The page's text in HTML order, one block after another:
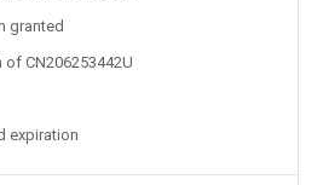
granted
of CN206253442U
expiration